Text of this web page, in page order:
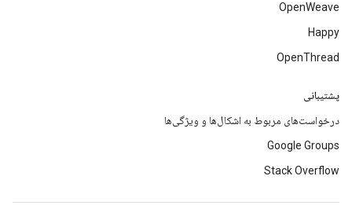
OpenWeave
Happy
OpenThread
پشتیبانی
درخواست‌های مربوط به اشکال‌ها و ویژگی‌ها
Google Groups
Stack Overflow